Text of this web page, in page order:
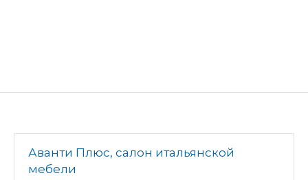
Аванти Плюс, салон итальянской
мебели